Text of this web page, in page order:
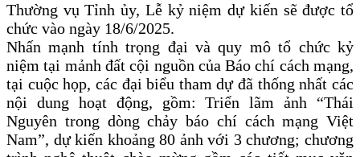
Thường vụ Tỉnh ủy, Lễ kỷ niệm dự kiến sẽ được tổ
chức vào ngày 18/6/2025.
Nhấn mạnh tính trọng đại và quy mô tổ chức kỷ
niệm tại mảnh đất cội nguồn của Báo chí cách mạng,
tại cuộc họp, các đại biểu tham dự đã thống nhất các
nội dung hoạt động, gồm: Triển lãm ảnh “Thái
Nguyên trong dòng chảy báo chí cách mạng Việt
Nam”, dự kiến khoảng 80 ảnh với 3 chương; chương